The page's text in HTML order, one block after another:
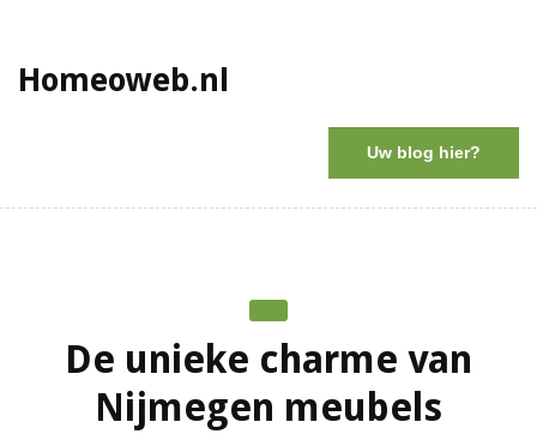
Homeoweb.nl
Uw blog hier?
De unieke charme van
Nijmegen meubels